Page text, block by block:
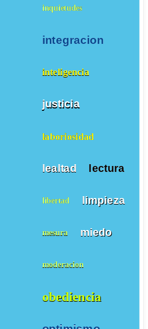
inquietudes
integracion
inteligencia
justicia
laboriosidad
lealtad lectura
libertad limpieza
mesura miedo
moderacion
obediencia